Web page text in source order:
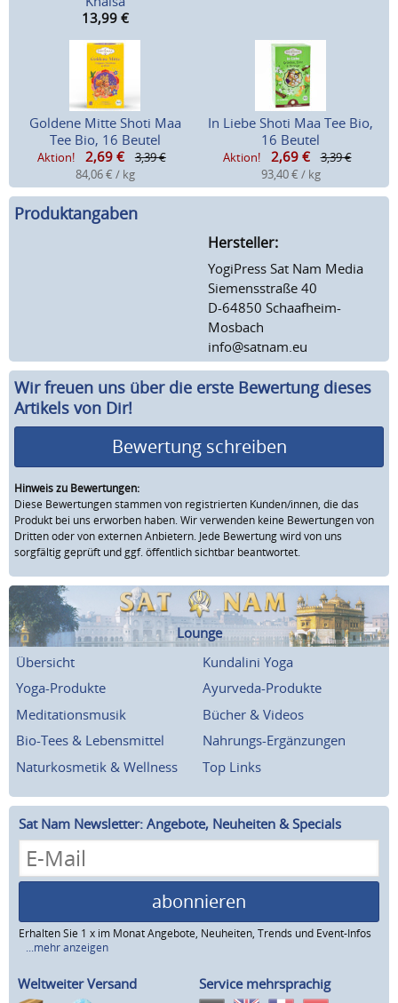
13,99 €
Goldene Mitte Shoti Maa
Tee Bio, 16 Beutel
Aktion! 2,69 €
3,39 €
84,06 € / kg
In Liebe Shoti Maa Tee Bio,
16 Beutel
Aktion! 2,69 €
3,39 €
93,40 € / kg
Produktangaben
Hersteller:
YogiPress Sat Nam Media
Siemensstraße 40
D-64850 Schaafheim-
Mosbach
info@satnam.eu
Wir freuen uns über die erste Bewertung dieses
Artikels von Dir!
Bewertung schreiben
Hinweis zu Bewertungen:
Diese Bewertungen stammen von registrierten Kunden/innen, die das
Produkt bei uns erworben haben. Wir verwenden keine Bewertungen von
Dritten oder von externen Anbietern. Jede Bewertung wird von uns
sorgfältig geprüft und ggf. öffentlich sichtbar beantwortet.
Lounge
Übersicht
Kundalini Yoga
Yoga-Produkte
Ayurveda-Produkte
Meditationsmusik
Bücher & Videos
Bio-Tees & Lebensmittel
Nahrungs-Ergänzungen
Naturkosmetik & Wellness
Top Links
Sat Nam Newsletter: Angebote, Neuheiten & Specials
abonnieren
Erhalten Sie 1 x im Monat Angebote, Neuheiten, Trends und Event-Infos
...mehr anzeigen
Weltweiter Versand Service mehrsprachig